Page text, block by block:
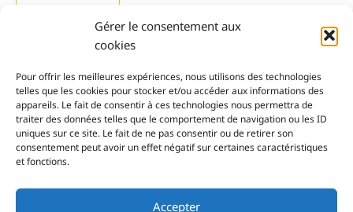
Gérer le consentement aux
cookies
Pour offrir les meilleures expériences, nous utilisons des technologies
telles que les cookies pour stocker et/ou accéder aux informations des
appareils. Le fait de consentir à ces technologies nous permettra de
traiter des données telles que le comportement de navigation ou les ID
uniques sur ce site. Le fait de ne pas consentir ou de retirer son
consentement peut avoir un effet négatif sur certaines caractéristiques
et fonctions.
Accepter
Lire la suite »
1 2 … 4 Suivant